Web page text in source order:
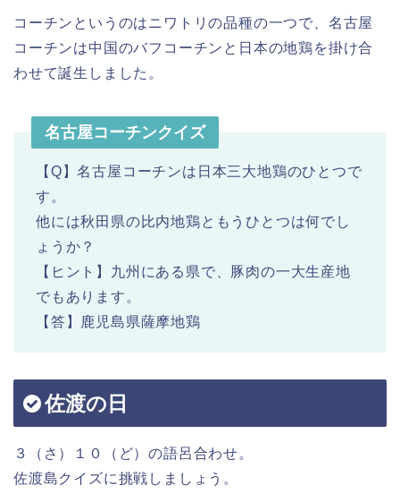
コーチンというのはニワトリの品種の一つで、名古屋
コーチンは中国のバフコーチンと日本の地鶏を掛け合
わせて誕生しました。
名古屋コーチンクイズ
【Q】名古屋コーチンは日本三大地鶏のひとつで
す。
他には秋田県の比内地鶏ともうひとつは何でし
ょうか？
【ヒント】九州にある県で、豚肉の一大生産地
でもあります。
【答】鹿児島県薩摩地鶏
佐渡の日
３（さ）１０（ど）の語呂合わせ。
佐渡島クイズに挑戦しましょう。